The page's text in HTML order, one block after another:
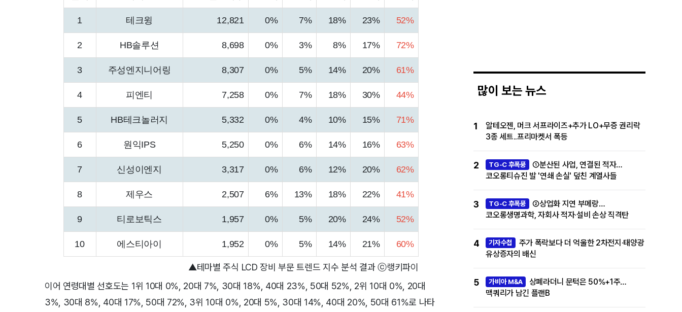
1 테크윙 12,821 0% 7% 18% 23% 52%
2 HB솔루션 8,698 0% 3% 8% 17% 72%
3 주성엔지니어링 8,307 0% 5% 14% 20% 61%
4 피엔티 7,258 0% 7% 18% 30% 44%
5 HB테크놀러지 5,332 0% 4% 10% 15% 71%
6 원익IPS 5,250 0% 6% 14% 16% 63%
7 신성이엔지 3,317 0% 6% 12% 20% 62%
8 제우스 2,507 6% 13% 18% 22% 41%
9 티로보틱스 1,957 0% 5% 20% 24% 52%
10 에스티아이 1,952 0% 5% 14% 21% 60%
▲테마별 주식 LCD 장비 부문 트렌드 지수 분석 결과 ⓒ랭키파이
이어 연령대별 선호도는 1위 10대 0%, 20대 7%, 30대 18%, 40대 23%, 50대 52%, 2위 10대 0%, 20대
3%, 30대 8%, 40대 17%, 50대 72%, 3위 10대 0%, 20대 5%, 30대 14%, 40대 20%, 50대 61%로 나타
많이 보는 뉴스
1
알테오젠, 머크 서프라이즈+추가 LO+무증 권리락
3종 세트..프리마켓서 폭등
2 TG-C 후폭풍
①분산된 사업, 연결된 적자…
코오롱티슈진 발 '연쇄 손실' 덮친 계열사들
3 TG-C 후폭풍
②상업화 지연 부메랑…
코오롱생명과학, 자회사 적자·설비 손상 직격탄
4 기자수첩
주가 폭락보다 더 억울한 2차전지·태양광
유상증자의 배신
5 가비아 M&A
상폐라더니 문턱은 50%+1주…
맥쿼리가 남긴 플랜B